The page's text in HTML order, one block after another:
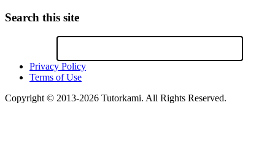
Search this site
Privacy Policy
Terms of Use
Copyright © 2013-2026 Tutorkami. All Rights Reserved.